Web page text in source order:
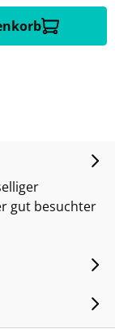
gut besuchter